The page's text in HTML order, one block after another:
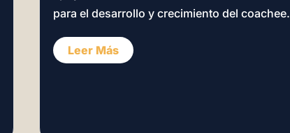
para el desarrollo y crecimiento del coachee.
Leer Más